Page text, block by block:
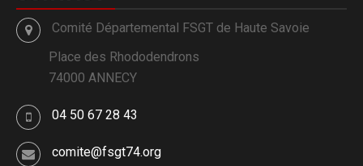
Comité Départemental FSGT de Haute Savoie
Place des Rhododendrons
74000 ANNECY
04 50 67 28 43
comite@fsgt74.org